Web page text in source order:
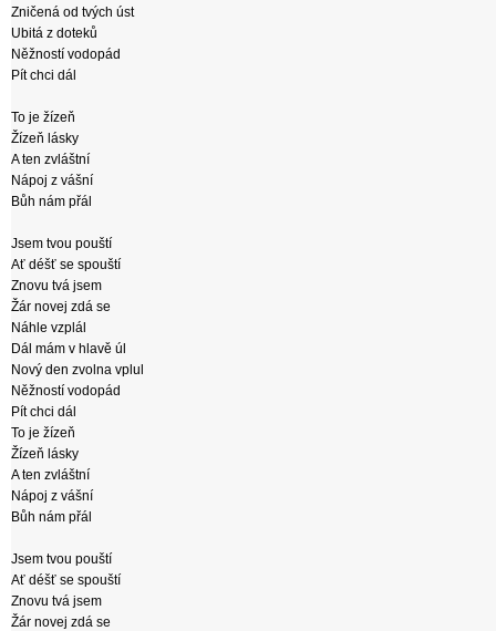
Zničená od tvých úst
Ubitá z doteků
Něžností vodopád
Pít chci dál
To je žízeň
Žízeň lásky
A ten zvláštní
Nápoj z vášní
Bůh nám přál
Jsem tvou pouští
Ať déšť se spouští
Znovu tvá jsem
Žár novej zdá se
Náhle vzplál
Dál mám v hlavě úl
Nový den zvolna vplul
Něžností vodopád
Pít chci dál
To je žízeň
Žízeň lásky
A ten zvláštní
Nápoj z vášní
Bůh nám přál
Jsem tvou pouští
Ať déšť se spouští
Znovu tvá jsem
Žár novej zdá se